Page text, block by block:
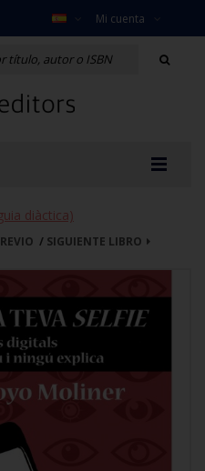
Mi cuenta
diàctica)
SIGUIENTE LIBRO
/